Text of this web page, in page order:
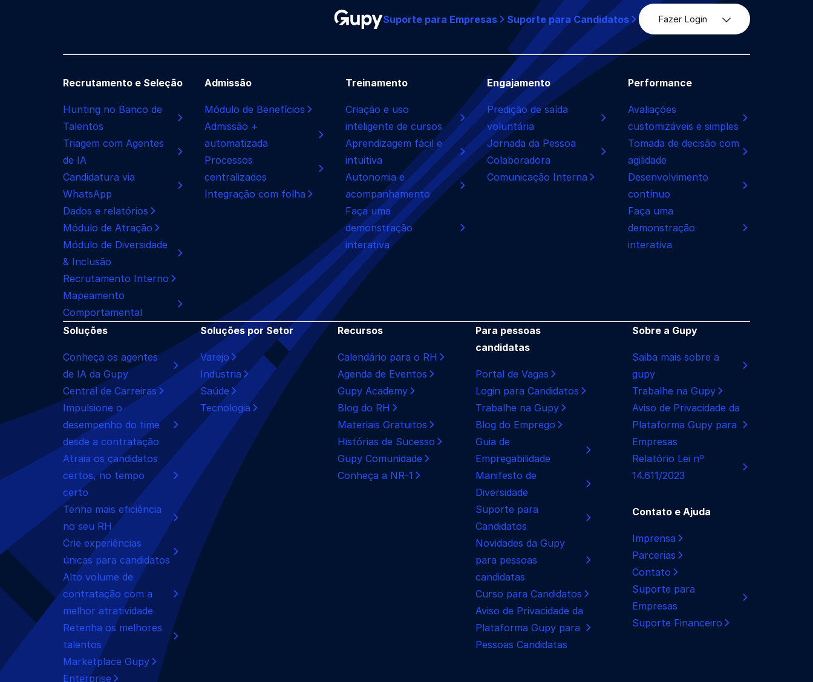
Suporte para Empresas Suporte para Candidatos Fazer Login
Recrutamento e Seleção
Hunting no Banco de
Talentos
Triagem com Agentes
de IA
Candidatura via
WhatsApp
Dados e relatórios
Módulo de Atração
Módulo de Diversidade
& Inclusão
Recrutamento Interno
Mapeamento
Comportamental
Admissão
Módulo de Benefícios
Admissão +
automatizada
Processos
centralizados
Integração com folha
Treinamento
Criação e uso
inteligente de cursos
Aprendizagem fácil e
intuitiva
Autonomia e
acompanhamento
Faça uma
demonstração
interativa
Engajamento
Predição de saída
voluntária
Jornada da Pessoa
Colaboradora
Comunicação Interna
Performance
Avaliações
customizáveis e simples
Tomada de decisão com
agilidade
Desenvolvimento
contínuo
Faça uma
demonstração
interativa
Soluções
Conheça os agentes
de IA da Gupy
Central de Carreiras
Impulsione o
desempenho do time
desde a contratação
Atraia os candidatos
certos, no tempo
certo
Tenha mais eficiência
no seu RH
Crie experiências
únicas para candidatos
Alto volume de
contratação com a
melhor atratividade
Retenha os melhores
talentos
Marketplace Gupy
Enterprise
Soluções por Setor
Varejo
Industria
Saúde
Tecnologia
Recursos
Calendário para o RH
Agenda de Eventos
Gupy Academy
Blog do RH
Materiais Gratuitos
Histórias de Sucesso
Gupy Comunidade
Conheça a NR-1
Para pessoas
candidatas
Portal de Vagas
Login para Candidatos
Trabalhe na Gupy
Blog do Emprego
Guia de
Empregabilidade
Manifesto de
Diversidade
Suporte para
Candidatos
Novidades da Gupy
para pessoas
candidatas
Curso para Candidatos
Aviso de Privacidade da
Plataforma Gupy para
Pessoas Candidatas
Sobre a Gupy
Saiba mais sobre a
gupy
Trabalhe na Gupy
Aviso de Privacidade da
Plataforma Gupy para
Empresas
Relatório Lei nº
14.611/2023
Contato e Ajuda
Imprensa
Parcerias
Contato
Suporte para
Empresas
Suporte Financeiro